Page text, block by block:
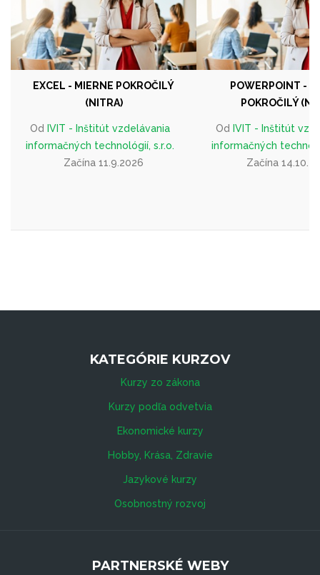
EXCEL - MIERNE POKROČILÝ
(NITRA)
Od IVIT - Inštitút vzdelávania
informačných technológií, s.r.o.
Začína 11.9.2026
POWERPOINT -
POKROČILÝ
Od IVIT - Inštitút
informačných
Začína
KATEGÓRIE KURZOV
Kurzy zo zákona
Kurzy podľa odvetvia
Ekonomické kurzy
Hobby, Krása, Zdravie
Jazykové kurzy
Osobnostný rozvoj
PARTNERSKÉ WEBY